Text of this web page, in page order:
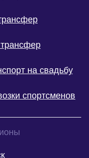
на свадьбу
спортсменов